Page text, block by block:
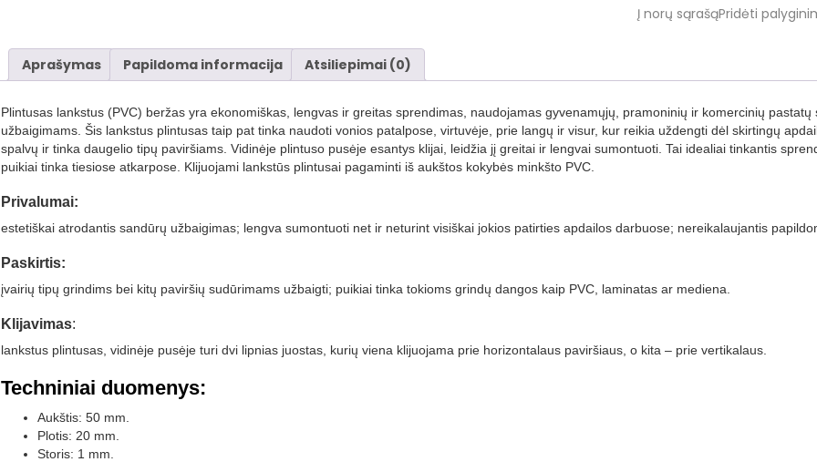
mm,
Į norų sąrašąPridėti
Aprašymas Papildoma informacija Atsiliepimai (0)
Plintusas lankstus (PVC) beržas yra ekonomiškas, lengvas ir greitas sprendimas, naudojamas gyvenamųjų, pramoninių ir komercinių
užbaigimams. Šis lankstus plintusas taip pat tinka naudoti vonios patalpose, virtuvėje, prie langų ir visur, kur reikia uždengti dėl skirtingų
spalvų ir tinka daugelio tipų paviršiams. Vidinėje plintuso pusėje esantys klijai, leidžia jį greitai ir lengvai sumontuoti. Tai idealiai tinkantis
puikiai tinka tiesiose atkarpose. Klijuojami lankstūs plintusai pagaminti iš aukštos kokybės minkšto PVC.
Privalumai:
estetiškai atrodantis sandūrų užbaigimas; lengva sumontuoti net ir neturint visiškai jokios patirties apdailos darbuose; nereikalaujantis
Paskirtis:
įvairių tipų grindims bei kitų paviršių sudūrimams užbaigti; puikiai tinka tokioms grindų dangos kaip PVC, laminatas ar mediena.
Klijavimas:
lankstus plintusas, vidinėje pusėje turi dvi lipnias juostas, kurių viena klijuojama prie horizontalaus paviršiaus, o kita – prie vertikalaus.
Techniniai duomenys:
Aukštis: 50 mm.
Plotis: 20 mm.
Storis: 1 mm.